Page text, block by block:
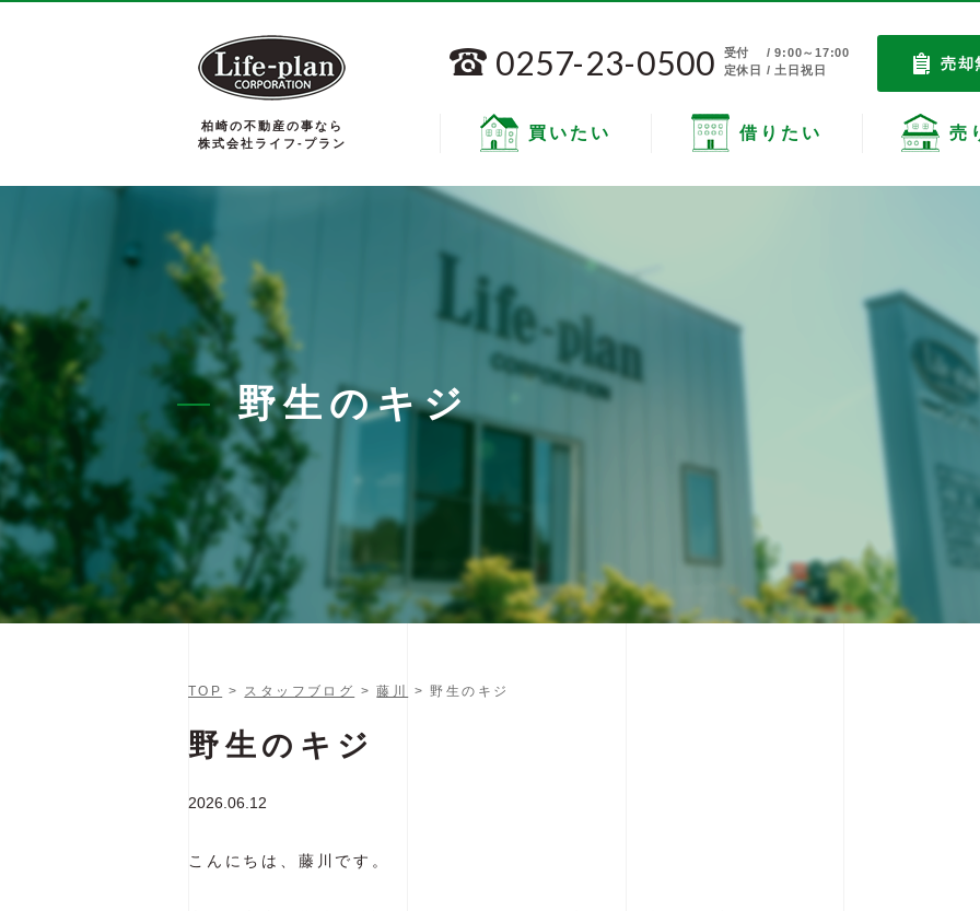
柏崎の不動産の事なら
株式会社ライフ-プラン
0257-23-0500 受付
/ 9:00～17:00
定休日 / 土日祝日
売却
買いたい 借りたい 売
野生のキジ
TOP > スタッフブログ >藤川 > 野生のキジ
野生のキジ
2026.06.12
こんにちは、藤川です。